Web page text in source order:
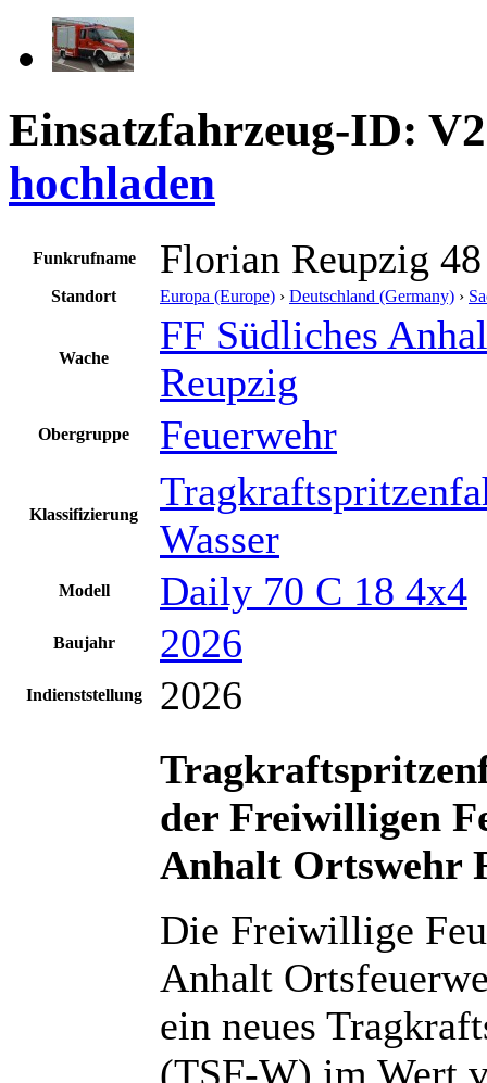
Einsatzfahrzeug-ID:
hochladen
Funkrufname Florian Reupzig 48
Standort Europa (Europe) › Deutschland (Germany) ›
Wache
FF Südliches
Reupzig
Obergruppe Feuerwehr
Klassifizierung
Wasser
Modell Daily 70 C 18 4x4
Baujahr 2026
Indienststellung 2026
der Freiwilligen
Anhalt Ortswehr
Die Freiwillige
Anhalt
ein neues
(TSF-W) im Wert